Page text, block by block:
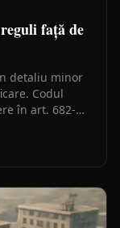
față de
detaliu minor
Codul
în art. 682-